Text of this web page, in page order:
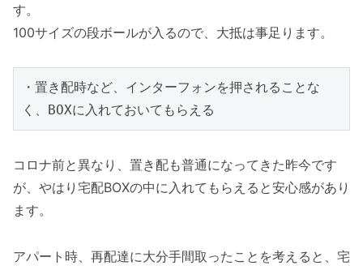
す。
100サイズの段ボールが入るので、大抵は事足ります。
・置き配時など、インターフォンを押されることな
く、BOXに入れておいてもらえる
コロナ前と異なり、置き配も普通になってきた昨今です
が、やはり宅配BOXの中に入れてもらえると安心感があり
ます。
アパート時、再配達に大分手間取ったことを考えると、宅